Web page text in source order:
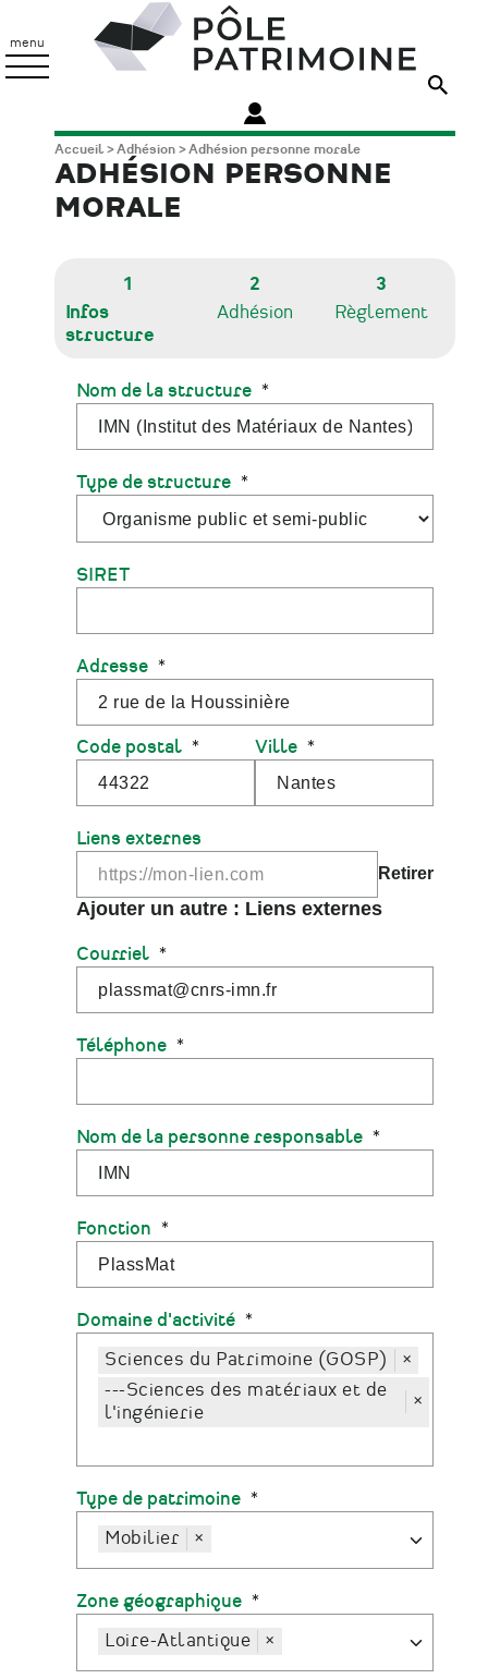
contenu
principal
menu
Patrimoine
Fil
d'Ariane
Accueil Adhésion Adhésion personne morale
ADHÉSION PERSONNE
MORALE
1
Infos
structure
2
Adhésion
3
Règlement
Nom de la structure
Type de structure
SIRET
Adresse
Code postal Ville
Liens externes
Courriel
Téléphone
Nom de la personne responsable
Fonction
Domaine d'activité
Sciences du Patrimoine (GOSP)
×
---Sciences des matériaux et de
l'ingénierie
×
Type de patrimoine
Mobilier
×
Zone géographique
Loire-Atlantique
×